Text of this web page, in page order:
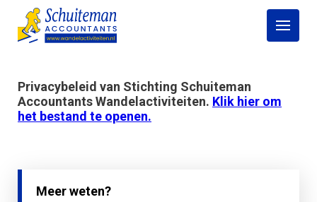
Open
menu
Privacybeleid van Stichting Schuiteman
Accountants Wandelactiviteiten. Klik hier om
het bestand te openen.
Meer weten?